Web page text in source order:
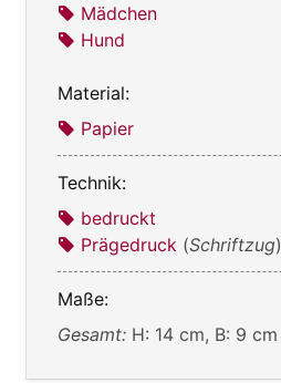
Mädchen
Hund
Material:
Papier
Technik:
bedruckt
Prägedruck (Schriftzug)
Maße:
Gesamt: H: 14 cm, B: 9 cm